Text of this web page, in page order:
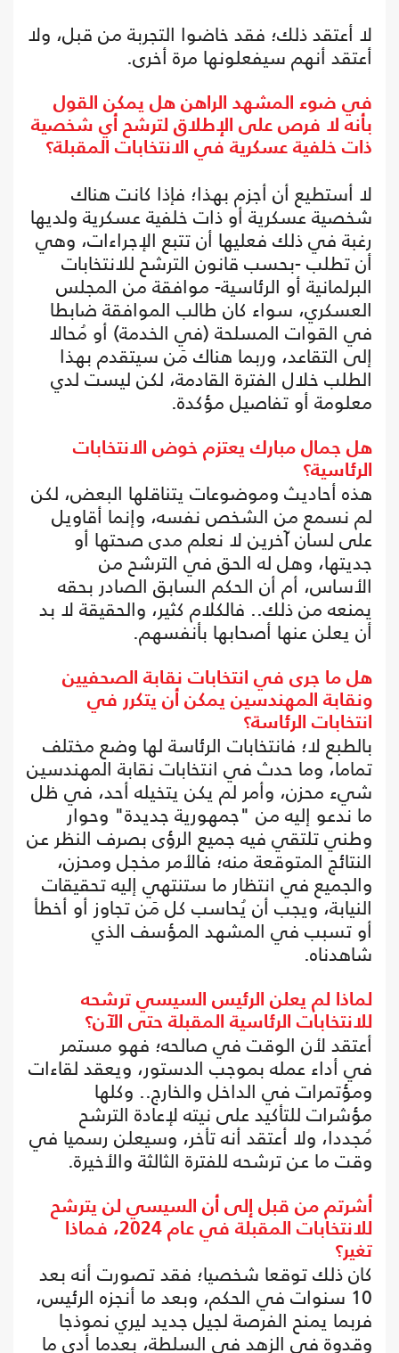
لا أعتقد ذلك؛ فقد خاضوا التجربة من قبل، ولا
أعتقد أنهم سيفعلونها مرة أخرى.
في ضوء المشهد الراهن هل يمكن القول
بأنه لا فرص على الإطلاق لترشح أي شخصية
ذات خلفية عسكرية في الانتخابات المقبلة؟
لا أستطيع أن أجزم بهذا؛ فإذا كانت هناك
شخصية عسكرية أو ذات خلفية عسكرية ولديها
رغبة في ذلك فعليها أن تتبع الإجراءات، وهي
أن تطلب -بحسب قانون الترشح للانتخابات
البرلمانية أو الرئاسية- موافقة من المجلس
العسكري، سواء كان طالب الموافقة ضابطا
في القوات المسلحة (في الخدمة) أو مُحالا
إلى التقاعد، وربما هناك مَن سيتقدم بهذا
الطلب خلال الفترة القادمة، لكن ليست لدي
معلومة أو تفاصيل مؤكدة.
هل جمال مبارك يعتزم خوض الانتخابات
الرئاسية؟
هذه أحاديث وموضوعات يتناقلها البعض، لكن
لم نسمع من الشخص نفسه، وإنما أقاويل
على لسان آخرين لا نعلم مدى صحتها أو
جديتها، وهل له الحق في الترشح من
الأساس، أم أن الحكم السابق الصادر بحقه
يمنعه من ذلك.. فالكلام كثير، والحقيقة لا بد
أن يعلن عنها أصحابها بأنفسهم.
هل ما جرى في انتخابات نقابة الصحفيين
ونقابة المهندسين يمكن أن يتكرر في
انتخابات الرئاسة؟
بالطبع لا؛ فانتخابات الرئاسة لها وضع مختلف
تماما، وما حدث في انتخابات نقابة المهندسين
شيء محزن، وأمر لم يكن يتخيله أحد، في ظل
ما ندعو إليه من "جمهورية جديدة" وحوار
وطني تلتقي فيه جميع الرؤى بصرف النظر عن
النتائج المتوقعة منه؛ فالأمر مخجل ومحزن،
والجميع في انتظار ما ستنتهي إليه تحقيقات
النيابة، ويجب أن يُحاسب كل مَن تجاوز أو أخطأ
أو تسبب في المشهد المؤسف الذي
شاهدناه.
لماذا لم يعلن الرئيس السيسي ترشحه
للانتخابات الرئاسية المقبلة حتى الآن؟
أعتقد لأن الوقت في صالحه؛ فهو مستمر
في أداء عمله بموجب الدستور، ويعقد لقاءات
ومؤتمرات في الداخل والخارج.. وكلها
مؤشرات للتأكيد على نيته لإعادة الترشح
مُجددا، ولا أعتقد أنه تأخر، وسيعلن رسميا في
وقت ما عن ترشحه للفترة الثالثة والأخيرة.
أشرتم من قبل إلى أن السيسي لن يترشح
للانتخابات المقبلة في عام 2024، فماذا
تغير؟
كان ذلك توقعا شخصيا؛ فقد تصورت أنه بعد
10 سنوات في الحكم، وبعد ما أنجزه الرئيس،
فربما يمنح الفرصة لجيل جديد ليري نموذجا
وقدوة في الزهد في السلطة، بعدما أدى ما